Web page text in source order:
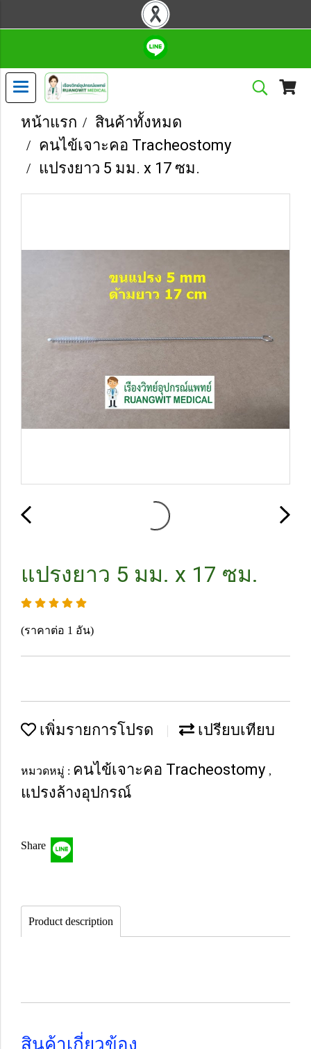
หน้าแรก
สินค้าทั้งหมด
คนไข้เจาะคอ Tracheostomy
แปรงยาว 5 มม. x 17 ซม.
แปรงยาว 5 มม. x 17 ซม.
(ราคาต่อ 1 อัน)
เพิ่มรายการโปรด เปรียบเทียบ
หมวดหมู่ : คนไข้เจาะคอ Tracheostomy ,
แปรงล้างอุปกรณ์
Share
Product description
สินค้าเกี่ยวข้อง